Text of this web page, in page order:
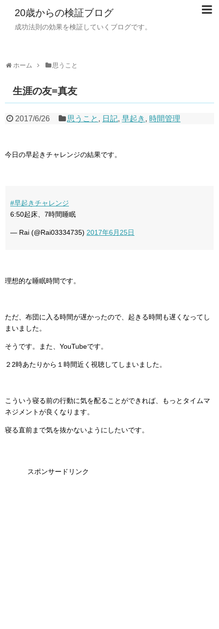
20歳からの検証ブログ
成功法則の効果を検証していくブログです。
ホーム 思うこと
生涯の友=真友
2017/6/26 思うこと , 日記,早起き , 時間管理
今日の早起きチャレンジの結果です。
#早起きチャレンジ
6:50起床、7時間睡眠
— Rai (@Rai03334735) 2017年6月25日
理想的な睡眠時間です。
ただ、布団に入る時間が遅かったので、起きる時間も遅くなってし
まいました。
そうです。また、YouTubeです。
２2時あたりから１時間近く視聴してしまいました。
こういう寝る前の行動に気を配ることができれば、もっとタイムマ
ネジメントが良くなります。
寝る直前まで気を抜かないようにしたいです。
スポンサードリンク